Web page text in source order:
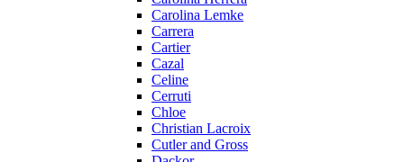
Carolina Lemke
Carrera
Cartier
Cazal
Celine
Cerruti
Chloe
Christian Lacroix
Cutler and Gross